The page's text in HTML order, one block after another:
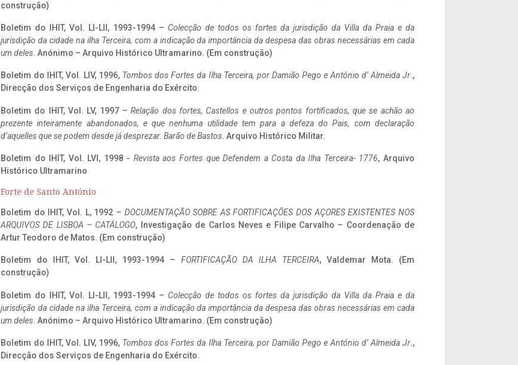
construção)
Boletim do IHIT, Vol. LI-LII, 1993-1994 – Colecção de todos os fortes da jurisdição da Villa da Praia e da
jurisdição da cidade na ilha Terceira, com a indicação da importância da despesa das obras necessárias em cada
um deles. Anónimo – Arquivo Histórico Ultramarino. (Em construção)
Boletim do IHIT, Vol. LIV, 1996, Tombos dos Fortes da Ilha Terceira, por Damião Pego e António d’ Almeida Jr.,
Direcção dos Serviços de Engenharia do Exército.
Boletim do IHIT, Vol. LV, 1997 –Relação dos fortes, Castellos e outros pontos fortificados, que se achão ao
prezente inteiramente abandonados, e que nenhuma utilidade tem para a defeza do Pais, com declaração
d’aquelles que se podem desde já desprezar. Barão de Bastos. Arquivo Histórico Militar.
Boletim do IHIT, Vol. LVI, 1998 - Revista aos Fortes que Defendem a Costa da Ilha Terceira- 1776, Arquivo
Histórico Ultramarino
Forte de Santo António
Boletim do IHIT, Vol. L, 1992 – DOCUMENTAÇÃO SOBRE AS FORTIFICAÇÕES DOS AÇORES EXISTENTES NOS
ARQUIVOS DE LISBOA – CATÁLOGO, Investigação de Carlos Neves e Filipe Carvalho – Coordenação de
Artur Teodoro de Matos. (Em construção)
Boletim do IHIT, Vol. LI-LII, 1993-1994 – FORTIFICAÇÃO DA ILHA TERCEIRA, Valdemar Mota. (Em
construção)
Boletim do IHIT, Vol. LI-LII, 1993-1994 – Colecção de todos os fortes da jurisdição da Villa da Praia e da
jurisdição da cidade na ilha Terceira, com a indicação da importância da despesa das obras necessárias em cada
um deles. Anónimo – Arquivo Histórico Ultramarino. (Em construção)
Boletim do IHIT, Vol. LIV, 1996, Tombos dos Fortes da Ilha Terceira, por Damião Pego e António d’ Almeida Jr.,
Direcção dos Serviços de Engenharia do Exército.